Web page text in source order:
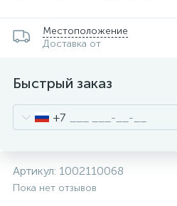
Местоположение
Доставка от
Быстрый заказ
+7
Артикул: 1002110068
Пока нет отзывов